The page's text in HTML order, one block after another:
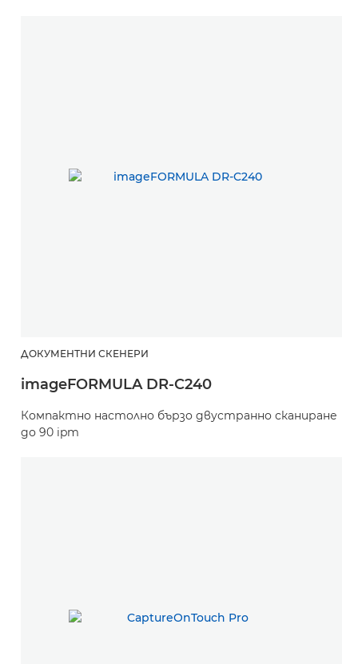
ДОКУМЕНТНИ СКЕНЕРИ
imageFORMULA DR-C240
Компактно настолно бързо двустранно сканиране
до 90 ipm